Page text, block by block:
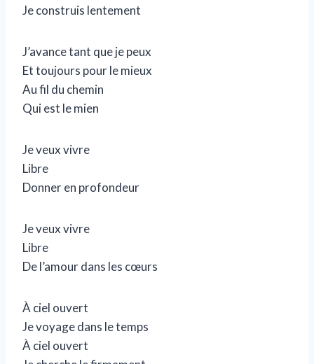
Je construis lentement
J’avance tant que je peux
Et toujours pour le mieux
Au fil du chemin
Qui est le mien
Je veux vivre
Libre
Donner en profondeur
Je veux vivre
Libre
De l’amour dans les cœurs
À ciel ouvert
Je voyage dans le temps
À ciel ouvert